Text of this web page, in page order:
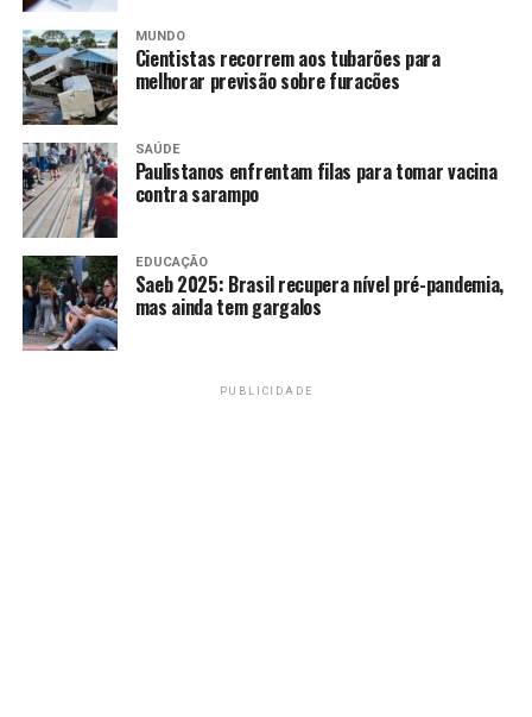
Fonte:Agência Brasil
TAGS
PRÓXIMO
Dispensa de alvará para microempreendedor entra em
vigor
RECENTES
Pequenas indústrias se recuperam no segundo trimestre
Amarildo Mota
MUNDO
Cientistas recorrem aos tubarões para
melhorar previsão sobre furacões
SAÚDE
Paulistanos enfrentam filas para tomar vacina
contra sarampo
EDUCAÇÃO
Saeb 2025: Brasil recupera nível pré-pandemia,
mas ainda tem gargalos
PUBLICIDADE